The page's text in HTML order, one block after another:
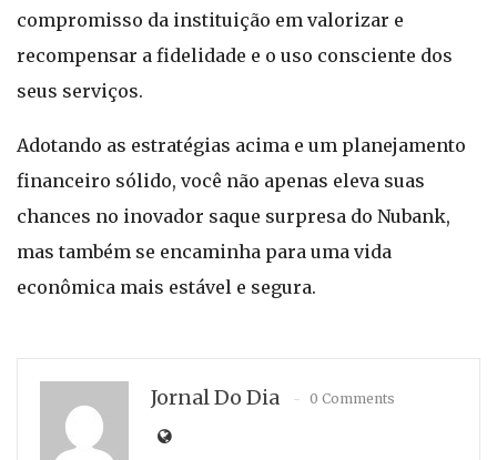
compromisso da instituição em valorizar e
recompensar a fidelidade e o uso consciente dos
seus serviços.
Adotando as estratégias acima e um planejamento
financeiro sólido, você não apenas eleva suas
chances no inovador saque surpresa do Nubank,
mas também se encaminha para uma vida
econômica mais estável e segura.
Jornal Do Dia 0 Comments